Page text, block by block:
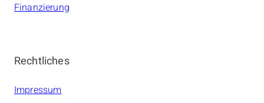
Finanzierung
Rechtliches
Impressum